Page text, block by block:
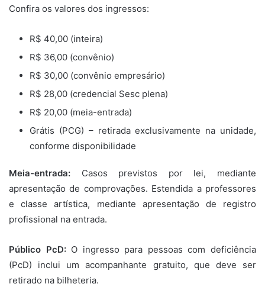
Confira os valores dos ingressos:
R$ 40,00 (inteira)
R$ 36,00 (convênio)
R$ 30,00 (convênio empresário)
R$ 28,00 (credencial Sesc plena)
R$ 20,00 (meia-entrada)
Grátis (PCG) – retirada exclusivamente na unidade,
conforme disponibilidade
Meia-entrada: Casos previstos por lei, mediante
apresentação de comprovações. Estendida a professores
e classe artística, mediante apresentação de registro
profissional na entrada.
Público PcD:O ingresso para pessoas com deficiência
(PcD) inclui um acompanhante gratuito, que deve ser
retirado na bilheteria.